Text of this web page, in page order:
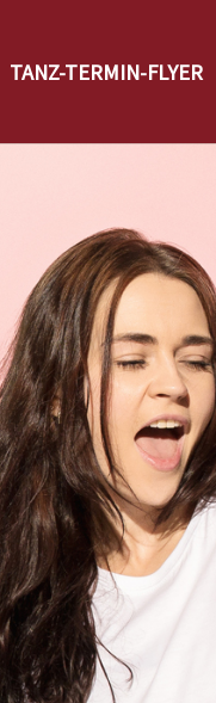
TANZ-TERMIN-FLYER